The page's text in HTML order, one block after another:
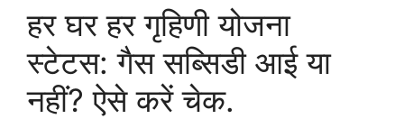
हर घर हर गृहिणी योजना
स्टेटस: गैस सब्सिडी आई या
नहीं? ऐसे करें चेक.